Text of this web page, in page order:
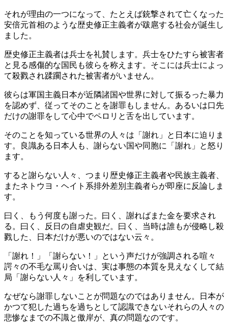
それが理由の一つになって、たとえば銃撃されて亡くなった
安倍元首相のような歴史修正主義者が跋扈する社会が誕生し
ました。
歴史修正主義者は兵士を礼賛します。兵士をひたすら被害者
と見る感傷的な国民も彼らを称えます。そこには兵士によっ
て殺戮され蹂躙された被害者がいません。
彼らは軍国主義日本が近隣諸国や世界に対して振るった暴力
を認めず、従ってそのことを謝罪もしません。あるいは口先
だけの謝罪をして心中でペロリと舌を出しています。
そのことを知っている世界の人々は「謝れ」と日本に迫りま
す。良識ある日本人も、謝らない国や同胞に「謝れ」と怒り
ます。
すると謝らない人々、つまり歴史修正主義者や民族主義者、
またネトウヨ・ヘイト系排外差別主義者らが即座に反論しま
す。
曰く、もう何度も謝った。曰く、謝ればまた金を要求され
る。曰く、反日の自虐史観だ。曰く、当時は誰もが侵略し殺
戮した、日本だけが悪いのではない云々。
「謝れ！」「謝らない！」という声だけが強調される喧々
諤々の不毛な罵り合いは、実は事態の本質を見えなくして結
局「謝らない人々」を利しています。
なぜなら謝罪しないことが問題なのではありません。日本が
かつて犯した過ちを過ちとして認識できないそれらの人々の
悲惨なまでの不識と傲岸が、真の問題なのです。